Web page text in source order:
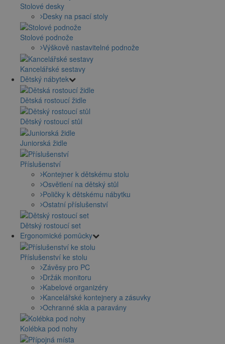
Stolové desky
Desky na psací stoly
Stolové podnože
Výškově nastavitelné podnože
Kancelářské sestavy
Dětský nábytek
Dětská rostoucí židle
Dětský rostoucí stůl
Juniorská židle
Příslušenství
Kontejner k dětskému stolu
Osvětlení na dětský stůl
Poličky k dětskému nábytku
Ostatní příslušenství
Dětský rostoucí set
Ergonomické pomůcky
Příslušenství ke stolu
Závěsy pro PC
Držák monitoru
Kabelové organizéry
Kancelářské kontejnery a zásuvky
Ochranné skla a paravány
Kolébka pod nohy